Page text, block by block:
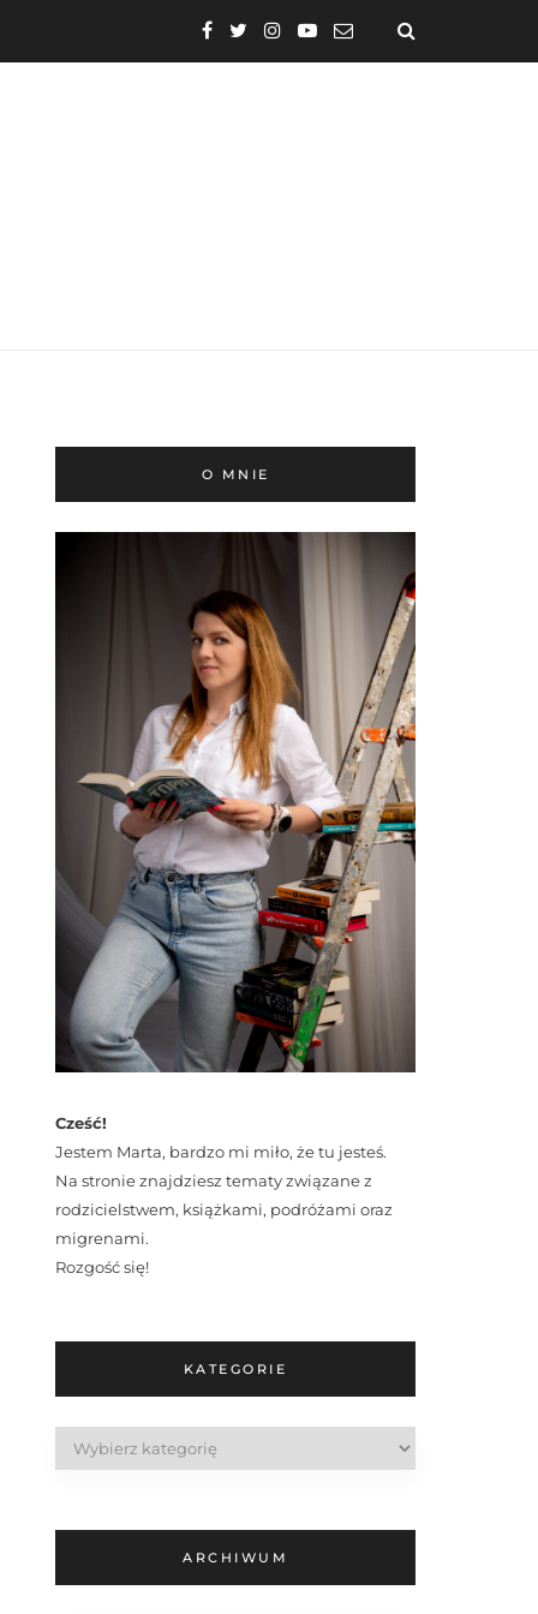
O MNIE
Cześć!
Jestem Marta, bardzo mi miło, że tu jesteś.
Na stronie znajdziesz tematy związane z
rodzicielstwem, książkami, podróżami oraz
migrenami.
Rozgość się!
KATEGORIE
ARCHIWUM